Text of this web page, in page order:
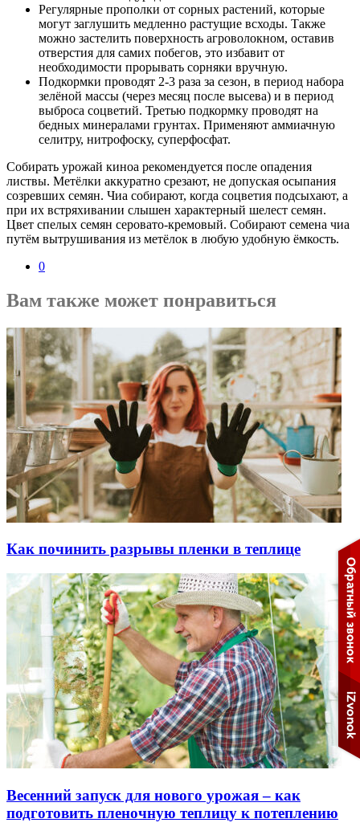
Регулярные прополки от сорных растений, которые
могут заглушить медленно растущие всходы. Также
можно застелить поверхность агроволокном, оставив
отверстия для самих побегов, это избавит от
необходимости прорывать сорняки вручную.
Подкормки проводят 2-3 раза за сезон, в период набора
зелёной массы (через месяц после высева) и в период
выброса соцветий. Третью подкормку проводят на
бедных минералами грунтах. Применяют аммиачную
селитру, нитрофоску, суперфосфат.
Собирать урожай киноа рекомендуется после опадения
листвы. Метёлки аккуратно срезают, не допуская осыпания
созревших семян. Чиа собирают, когда соцветия подсыхают, а
при их встряхивании слышен характерный шелест семян.
Цвет спелых семян серовато-кремовый. Собирают семена чиа
путём вытрушивания из метёлок в любую удобную ёмкость.
0
Вам также может понравиться
Как починить разрывы пленки в теплице
Весенний запуск для нового урожая – как
подготовить пленочную теплицу к потеплению